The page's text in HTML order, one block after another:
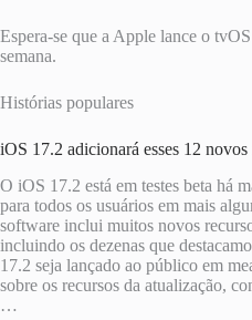
Espera-se que a Apple lance o
semana.
Histórias populares
iOS 17.2 adicionará esses 12
O iOS 17.2 está em testes beta há
para todos os usuários em mais
software inclui muitos novos
incluindo os dezenas que
17.2 seja lançado ao público em
sobre os recursos da atualização,
…